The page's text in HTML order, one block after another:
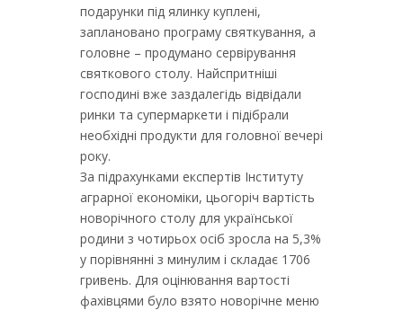
подарунки під ялинку куплені,
заплановано програму святкування, а
головне – продумано сервірування
святкового столу. Найспритніші
господині вже заздалегідь відвідали
ринки та супермаркети і підібрали
необхідні продукти для головної вечері
року.
За підрахунками експертів Інституту
аграрної економіки, цьогоріч вартість
новорічного столу для української
родини з чотирьох осіб зросла на 5,3%
у порівнянні з минулим і складає 1706
гривень. Для оцінювання вартості
фахівцями було взято новорічне меню